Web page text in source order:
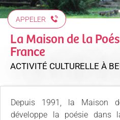
APPELER
La Maison de la
France
ACTIVITÉ CULTURELLE À
Depuis 1991, la Maison
développe la poésie dans